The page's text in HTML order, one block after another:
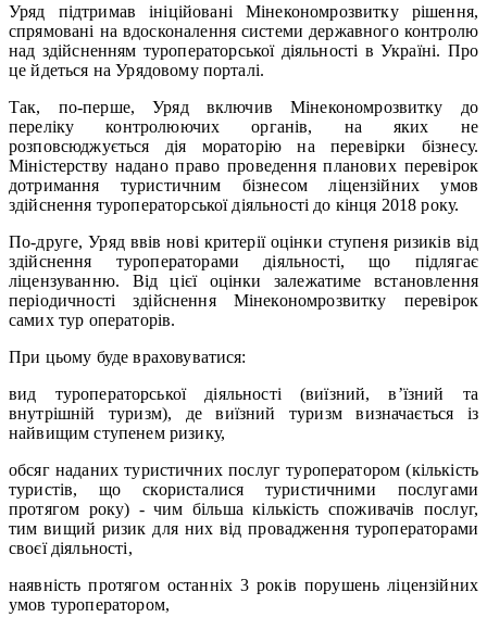
Уряд підтримав ініційовані Мінекономрозвитку рішення,
спрямовані на вдосконалення системи державного контролю
над здійсненням туроператорської діяльності в Україні. Про
це йдеться на Урядовому порталі.
Так, по-перше, Уряд включив Мінекономрозвитку до
переліку контролюючих органів, на яких не
розповсюджується дія мораторію на перевірки бізнесу.
Міністерству надано право проведення планових перевірок
дотримання туристичним бізнесом ліцензійних умов
здійснення туроператорської діяльності до кінця 2018 року.
По-друге, Уряд ввів нові критерії оцінки ступеня ризиків від
здійснення туроператорами діяльності, що підлягає
ліцензуванню. Від цієї оцінки залежатиме встановлення
періодичності здійснення Мінекономрозвитку перевірок
самих тур операторів.
При цьому буде враховуватися:
вид туроператорської діяльності (виїзний, в’їзний та
внутрішній туризм), де виїзний туризм визначається із
найвищим ступенем ризику,
обсяг наданих туристичних послуг туроператором (кількість
туристів, що скористалися туристичними послугами
протягом року) - чим більша кількість споживачів послуг,
тим вищий ризик для них від провадження туроператорами
своєї діяльності,
наявність протягом останніх 3 років порушень ліцензійних
умов туроператором,